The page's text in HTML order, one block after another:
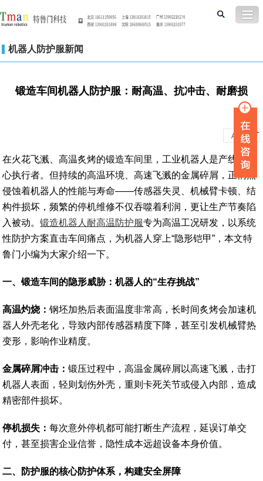
机器人防护服新闻
锻造车间机器人防护服：耐高温、抗冲击、耐磨损
A A +
在火花飞溅、高温炙烤的锻造车间里，工业机器人是产线的核
心执行者。但持续的高温环境、高速飞溅的金属碎屑，正悄然
侵蚀着机器人的性能与寿命——传感器失灵、机械臂卡顿、结
构件损坏，频繁的停机维修不仅吞噬着利润，更让生产节奏陷
入被动。锻造机器人耐高温防护服专为高温工况研发，以系统
性防护方案直击车间痛点，为机器人穿上“隐形铠甲”，本文特
鲁门小编为大家介绍一下。
一、锻造车间的隐形威胁：机器人的“生存挑战”
高温灼烧：钢坯加热后表面温度非常高，长时间炙烤会加速机
器人外壳老化，导致内部传感器精度下降，甚至引发机械臂热
变形，影响作业精度。
金属碎屑冲击：锻压过程中，高温金属碎屑以高速飞溅，击打
机器人表面，轻则划伤外壳，重则卡死关节或侵入内部，造成
精密部件损坏。
停机损失：每次意外停机都可能打断生产流程，延误订单交
付，甚至损害企业信誉，隐性成本远超设备本身价值。
二、 防护服的核心防护体系，构建安全屏障